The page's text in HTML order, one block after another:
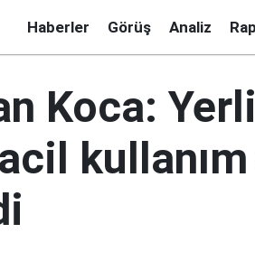
Haberler Görüş Analiz
Koca: